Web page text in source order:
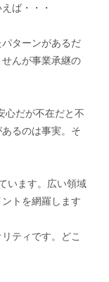
ば・・・
ターンがあるだ
んが事業承継の
心だが不在だと不
るのは事実。そ
います。広い領域
トを網羅します
ティです。どこ